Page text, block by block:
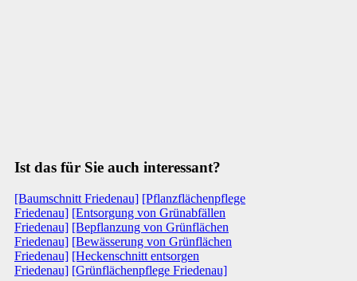
Ist das für Sie auch interessant?
[Baumschnitt Friedenau] [Pflanzflächenpflege
Friedenau] [Entsorgung von Grünabfällen
Friedenau] [Bepflanzung von Grünflächen
Friedenau] [Bewässerung von Grünflächen
Friedenau] [Heckenschnitt entsorgen
Friedenau] [Grünflächenpflege Friedenau]